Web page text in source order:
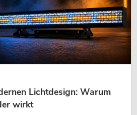
Lichtdesign: Warum
wirkt